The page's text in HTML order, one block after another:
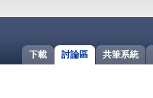
共筆系統
討論區
下載